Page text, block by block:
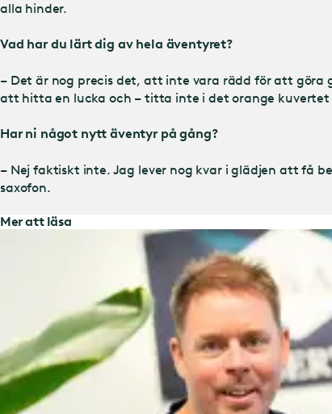
alla hinder.
Vad har du lärt dig av hela äventyret?
– Det är nog precis det, att inte vara rädd för att göra
att hitta en lucka och – titta inte i det orange kuvertet
Har ni något nytt äventyr på gång?
– Nej faktiskt inte. Jag lever nog kvar i glädjen att få
saxofon.
Mer att läsa